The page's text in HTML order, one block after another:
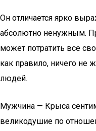
Он отличается ярко
абсолютно ненужным.
может потратить все
как правило, ничего не
людей.
Мужчина — Крыса
великодушие по